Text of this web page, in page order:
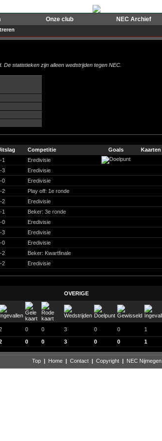
Onze club NEC Archief
statistieken zijn alleen wedstrijden tegen NEC.
Competitie Goals Kaarten
1
Eredivisie
3
Eredivisie
0
Eredivisie
2
Play off: 1e ronde
2 Eredivisie
1
Beker: 3e ronde
0
Eredivisie
3 Eredivisie
0
Eredivisie
2 Beker: Kwartfinale
2 Eredivisie
OVERIGE
0 0 3 0 0 1
0 0 3 0 0 1
Top | Home | Contact | Copyright | NEC Nijmegen